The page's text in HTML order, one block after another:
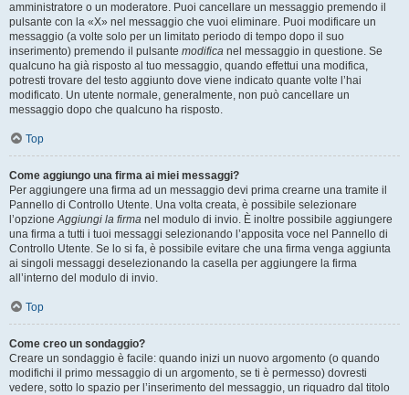
amministratore o un moderatore. Puoi cancellare un messaggio premendo il
pulsante con la «X» nel messaggio che vuoi eliminare. Puoi modificare un
messaggio (a volte solo per un limitato periodo di tempo dopo il suo
inserimento) premendo il pulsante modifica nel messaggio in questione. Se
qualcuno ha già risposto al tuo messaggio, quando effettui una modifica,
potresti trovare del testo aggiunto dove viene indicato quante volte l’hai
modificato. Un utente normale, generalmente, non può cancellare un
messaggio dopo che qualcuno ha risposto.
Top
Come aggiungo una firma ai miei messaggi?
Per aggiungere una firma ad un messaggio devi prima crearne una tramite il
Pannello di Controllo Utente. Una volta creata, è possibile selezionare
l’opzioneAggiungi la firma nel modulo di invio. È inoltre possibile aggiungere
una firma a tutti i tuoi messaggi selezionando l’apposita voce nel Pannello di
Controllo Utente. Se lo si fa, è possibile evitare che una firma venga aggiunta
ai singoli messaggi deselezionando la casella per aggiungere la firma
all’interno del modulo di invio.
Top
Come creo un sondaggio?
Creare un sondaggio è facile: quando inizi un nuovo argomento (o quando
modifichi il primo messaggio di un argomento, se ti è permesso) dovresti
vedere, sotto lo spazio per l’inserimento del messaggio, un riquadro dal titolo